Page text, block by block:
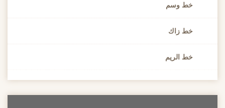
خط وسم
خط زاك
خط الريم